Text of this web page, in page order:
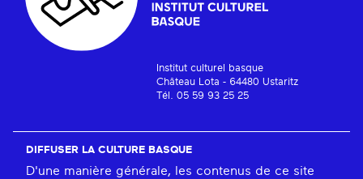
Institut culturel basque
Château Lota - 64480 Ustaritz
Tél. 05 59 93 25 25
DIFFUSER LA CULTURE BASQUE
D'une manière générale, les contenus de ce site